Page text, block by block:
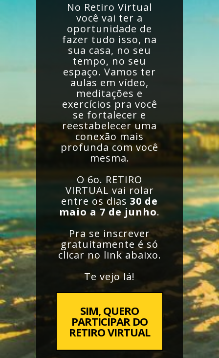
No Retiro Virtual
você vai ter a
oportunidade de
fazer tudo isso, na
sua casa, no seu
tempo, no seu
espaço. Vamos ter
aulas em vídeo,
meditações e
exercícios pra você
se fortalecer e
reestabelecer uma
conexão mais
profunda com você
mesma.
O 6o. RETIRO
VIRTUAL vai rolar
entre os dias 30 de
maio a 7 de junho.
Pra se inscrever
gratuitamente é só
clicar no link abaixo.
Te vejo lá!
SIM, QUERO
PARTICIPAR DO
RETIRO VIRTUAL